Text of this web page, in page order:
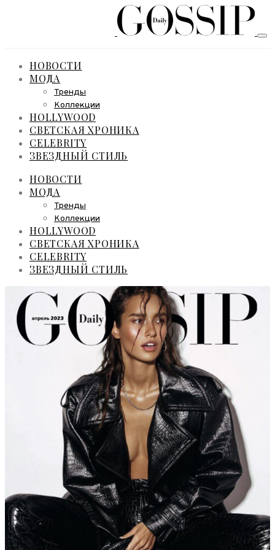
НОВОСТИ
МОДА
Тренды
Коллекции
HOLLYWOOD
СВЕТСКАЯ ХРОНИКА
CELEBRITY
ЗВЕЗДНЫЙ СТИЛЬ
НОВОСТИ
МОДА
Тренды
Коллекции
HOLLYWOOD
СВЕТСКАЯ ХРОНИКА
CELEBRITY
ЗВЕЗДНЫЙ СТИЛЬ